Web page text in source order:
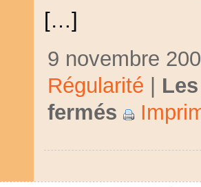
[…]
9 novembre
Régularité
fermés